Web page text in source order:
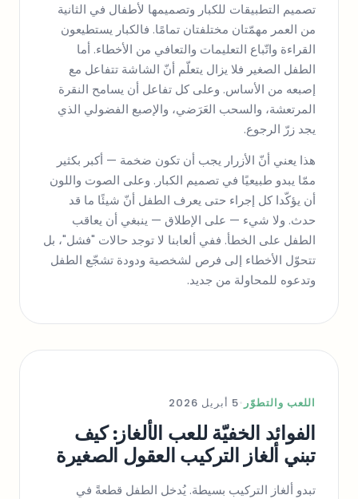
تصميم التطبيقات للكبار وتصميمها لأطفال في الثانية
من العمر مهمّتان مختلفتان تمامًا. فالكبار يستطيعون
القراءة واتّباع التعليمات والتعافي من الأخطاء. أما
الطفل الصغير فلا يزال يتعلّم أنّ الشاشة تتفاعل مع
إصبعه من الأساس. وعلى كل تفاعل أن يسامح النقرة
المرتعشة، والسحب العَرَضي، والإصبع الفضولي الذي
يجد زرّ الرجوع.
هذا يعني أنّ الأزرار يجب أن تكون ضخمة — أكبر بكثير
ممّا يبدو طبيعيًا في تصميم الكبار. وعلى الصوت واللون
أن يؤكّدا كل إجراء حتى يعرف الطفل أنّ شيئًا ما قد
حدث. ولا شيء — على الإطلاق — ينبغي أن يعاقب
الطفل على الخطأ. ففي ألعابنا لا توجد حالات "فشل"، بل
تتحوّل الأخطاء إلى فرص لشخصية ودودة تشجّع الطفل
وتدعوه للمحاولة من جديد.
اللعب والتطوّر •5 أبريل 2026
الفوائد الخفيّة للعب الألغاز: كيف
تبني ألغاز التركيب العقول الصغيرة
تبدو ألغاز التركيب بسيطة. يُدخل الطفل قطعةً في